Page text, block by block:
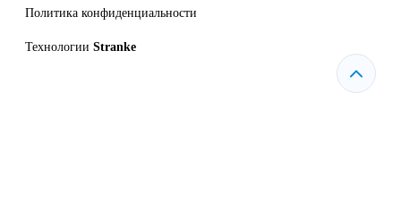
Политика конфиденциальности
Технологии Stranke